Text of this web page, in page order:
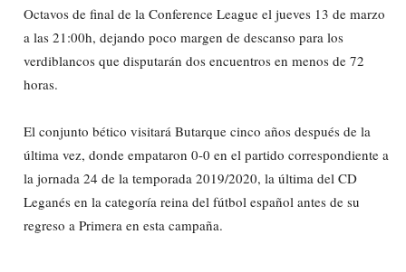
Octavos de final de la Conference League el jueves 13 de marzo
a las 21:00h, dejando poco margen de descanso para los
verdiblancos que disputarán dos encuentros en menos de 72
horas.
El conjunto bético visitará Butarque cinco años después de la
última vez, donde empataron 0-0 en el partido correspondiente a
la jornada 24 de la temporada 2019/2020, la última del CD
Leganés en la categoría reina del fútbol español antes de su
regreso a Primera en esta campaña.